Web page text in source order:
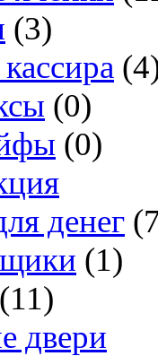
(3)
(0)
(0)
денег
(1)
(11)
двери